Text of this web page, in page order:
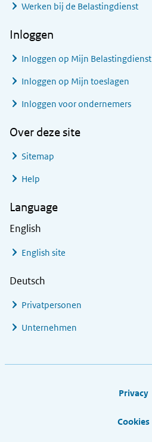
Werken bij de Belastingdienst
Inloggen
Inloggen op Mijn Belastingdienst
Inloggen op Mijn toeslagen
Inloggen voor ondernemers
Over deze site
Sitemap
Help
Language
English
English site
Deutsch
Privatpersonen
Unternehmen
Privacy
Cookies